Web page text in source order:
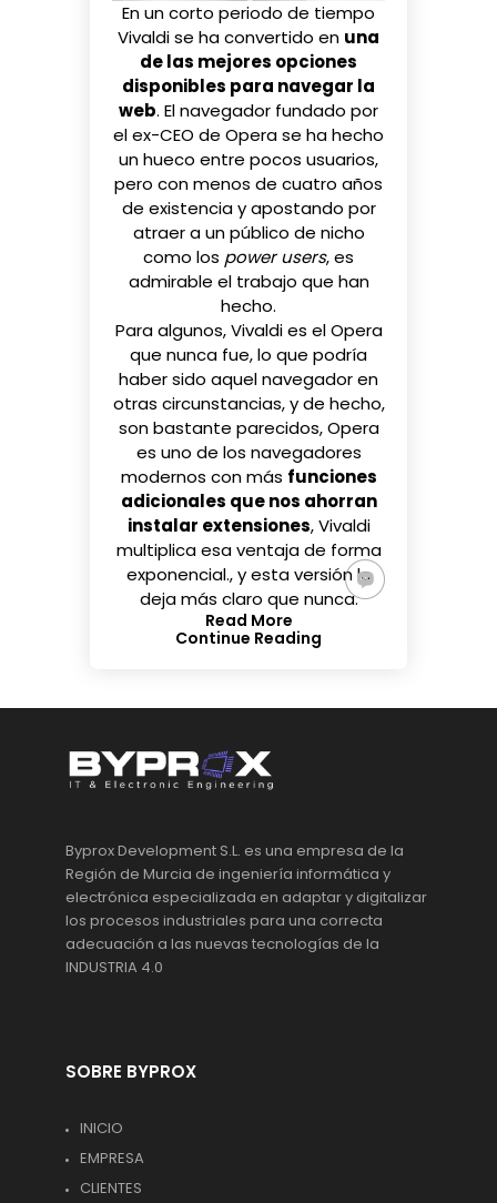
En un corto periodo de tiempo
Vivaldise ha convertido en una
de las mejores opciones
disponibles para navegar la
web. El navegador fundado por
el ex-CEO de Opera se ha hecho
un hueco entre pocos usuarios,
pero con menos de cuatro años
de existencia y apostando por
atraer a un público de nicho
como los power users, es
admirable el trabajo que han
hecho.
Para algunos, Vivaldi es el Opera
que nunca fue, lo que podría
haber sido aquel navegador en
otras circunstancias, y de hecho,
son bastante parecidos, Opera
es uno de los navegadores
modernos con más funciones
adicionales que nos ahorran
instalar extensiones, Vivaldi
multiplica esa ventaja de forma
exponencial., y esta versión lo
deja más claro que nunca.
Read More
Continue Reading
Byprox Development S.L. es una empresa de la
Región de Murcia de ingeniería informática y
electrónica especializada en adaptar y digitalizar
los procesos industriales para una correcta
adecuación a las nuevas tecnologías de la
INDUSTRIA 4.0
SOBRE BYPROX
INICIO
EMPRESA
CLIENTES